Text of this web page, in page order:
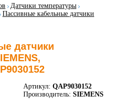
Датчики температуры
Пассивные кабельные датчики
датчики
Артикул: QAP9030152
Производитель: SIEMENS